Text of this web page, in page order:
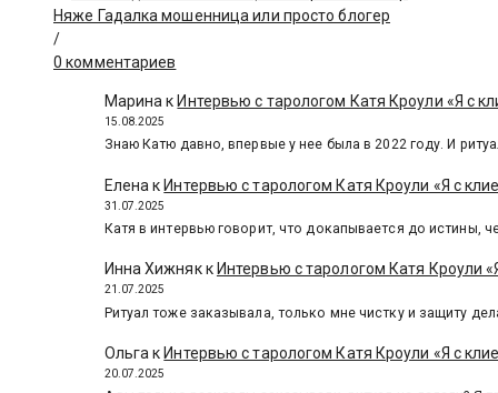
Няже Гадалка мошенница или просто блогер
/
0 комментариев
Марина к Интервью с тарологом Катя Кроули «Я с
15.08.2025
Знаю Катю давно, впервые у нее была в 2022 году. И
Елена кИнтервью с тарологом Катя Кроули «Я с
31.07.2025
Катя в интервью говорит, что докапывается до истины,
Инна Хижнякк Интервью с тарологом Катя Кроули
21.07.2025
Ритуал тоже заказывала, только мне чистку и защиту
Ольга к Интервью с тарологом Катя Кроули «Я с
20.07.2025